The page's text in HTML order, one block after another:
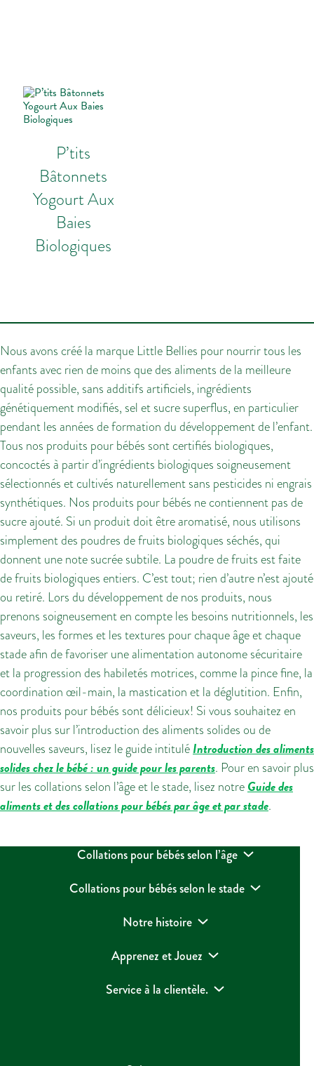
P’tits
Bâtonnets
Yogourt Aux
Baies
Biologiques
Nous avons créé la marque Little Bellies pour nourrir tous les
enfants avec rien de moins que des aliments de la meilleure
qualité possible, sans additifs artificiels, ingrédients
génétiquement modifiés, sel et sucre superflus, en particulier
pendant les années de formation du développement de l’enfant.
Tous nos produits pour bébés sont certifiés biologiques,
concoctés à partir d’ingrédients biologiques soigneusement
sélectionnés et cultivés naturellement sans pesticides ni engrais
synthétiques. Nos produits pour bébés ne contiennent pas de
sucre ajouté. Si un produit doit être aromatisé, nous utilisons
simplement des poudres de fruits biologiques séchés, qui
donnent une note sucrée subtile. La poudre de fruits est faite
de fruits biologiques entiers. C’est tout; rien d’autre n’est ajouté
ou retiré. Lors du développement de nos produits, nous
prenons soigneusement en compte les besoins nutritionnels, les
saveurs, les formes et les textures pour chaque âge et chaque
stade afin de favoriser une alimentation autonome sécuritaire
et la progression des habiletés motrices, comme la pince fine, la
coordination œil-main, la mastication et la déglutition. Enfin,
nos produits pour bébés sont délicieux! Si vous souhaitez en
savoir plus sur l’introduction des aliments solides ou de
nouvelles saveurs, lisez le guide intitulé Introduction des aliments
solides chez le bébé :un guide pour les parents. Pour en savoir plus
sur les collations selon l’âge et le stade, lisez notre Guide des
aliments et des collations pour bébés par âge et par stade.
Collations pour bébés selon l’âge
Collations pour bébés selon le stade
Notre histoire
Apprenez et Jouez
Service à la clientèle.